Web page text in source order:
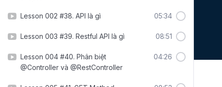
Lesson 002 #38. API là gì 05:34
Lesson 003 #39. Restful API là gì 08:51
Lesson 004 #40. Phân biệt
@Controller và @RestController
04:26